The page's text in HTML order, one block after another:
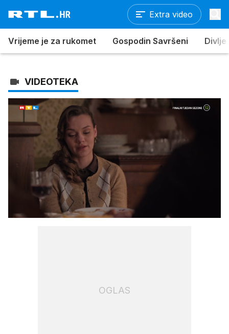
Extra video
Vrijeme je za rukomet Gospodin Savršeni Divlje
VIDEOTEKA
Upali
zvuk
/
OGLAS